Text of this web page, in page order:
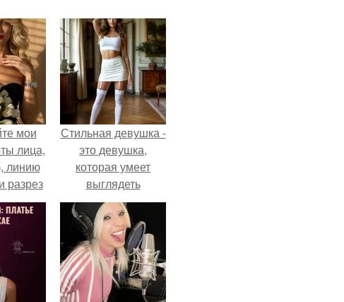
мои
лица,
линию
разрез
Стильная девушка -
это девушка,
которая умеет
выглядеть
привлекательно и
элегантно в любои
ситуации.